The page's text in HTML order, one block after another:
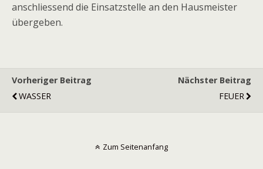
anschliessend die Einsatzstelle an den Hausmeister
übergeben.
Vorheriger Beitrag
WASSER
Nächster Beitrag
FEUER
Zum Seitenanfang